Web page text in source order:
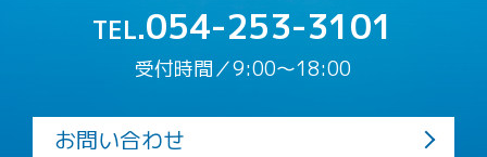
TEL.054-253-3101
受付時間／9:00〜18:00
お問い合わせ